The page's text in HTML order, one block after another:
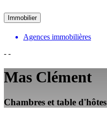
Immobilier
Agences immobilières
- -
Mas Clément
Chambres et table d'hôtes